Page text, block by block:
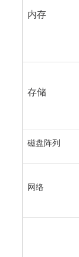
内存
存储
磁盘阵列
网络